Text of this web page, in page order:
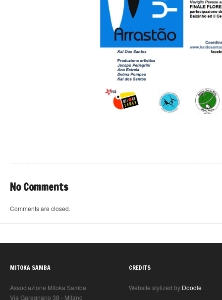
No Comments
Comments are closed.
MITOKA SAMBA
Associazione Mitoka Samba
Via Garegnano 38 - Milano
CREDITS
Website stylized by Doodle